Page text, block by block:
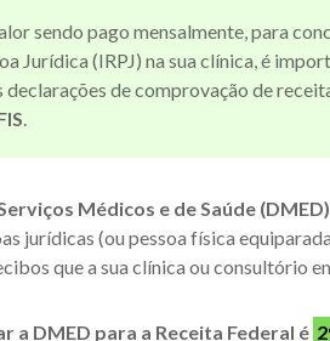
sendo pago mensalmente, para
Jurídica (IRPJ) na sua clínica, é
declarações de comprovação de
.
Médicos e de Saúde (DMED)
jurídicas (ou pessoa física
que a sua clínica ou consultório
a DMED para a Receita Federal é